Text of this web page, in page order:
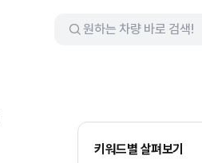
키워드별 살펴보기